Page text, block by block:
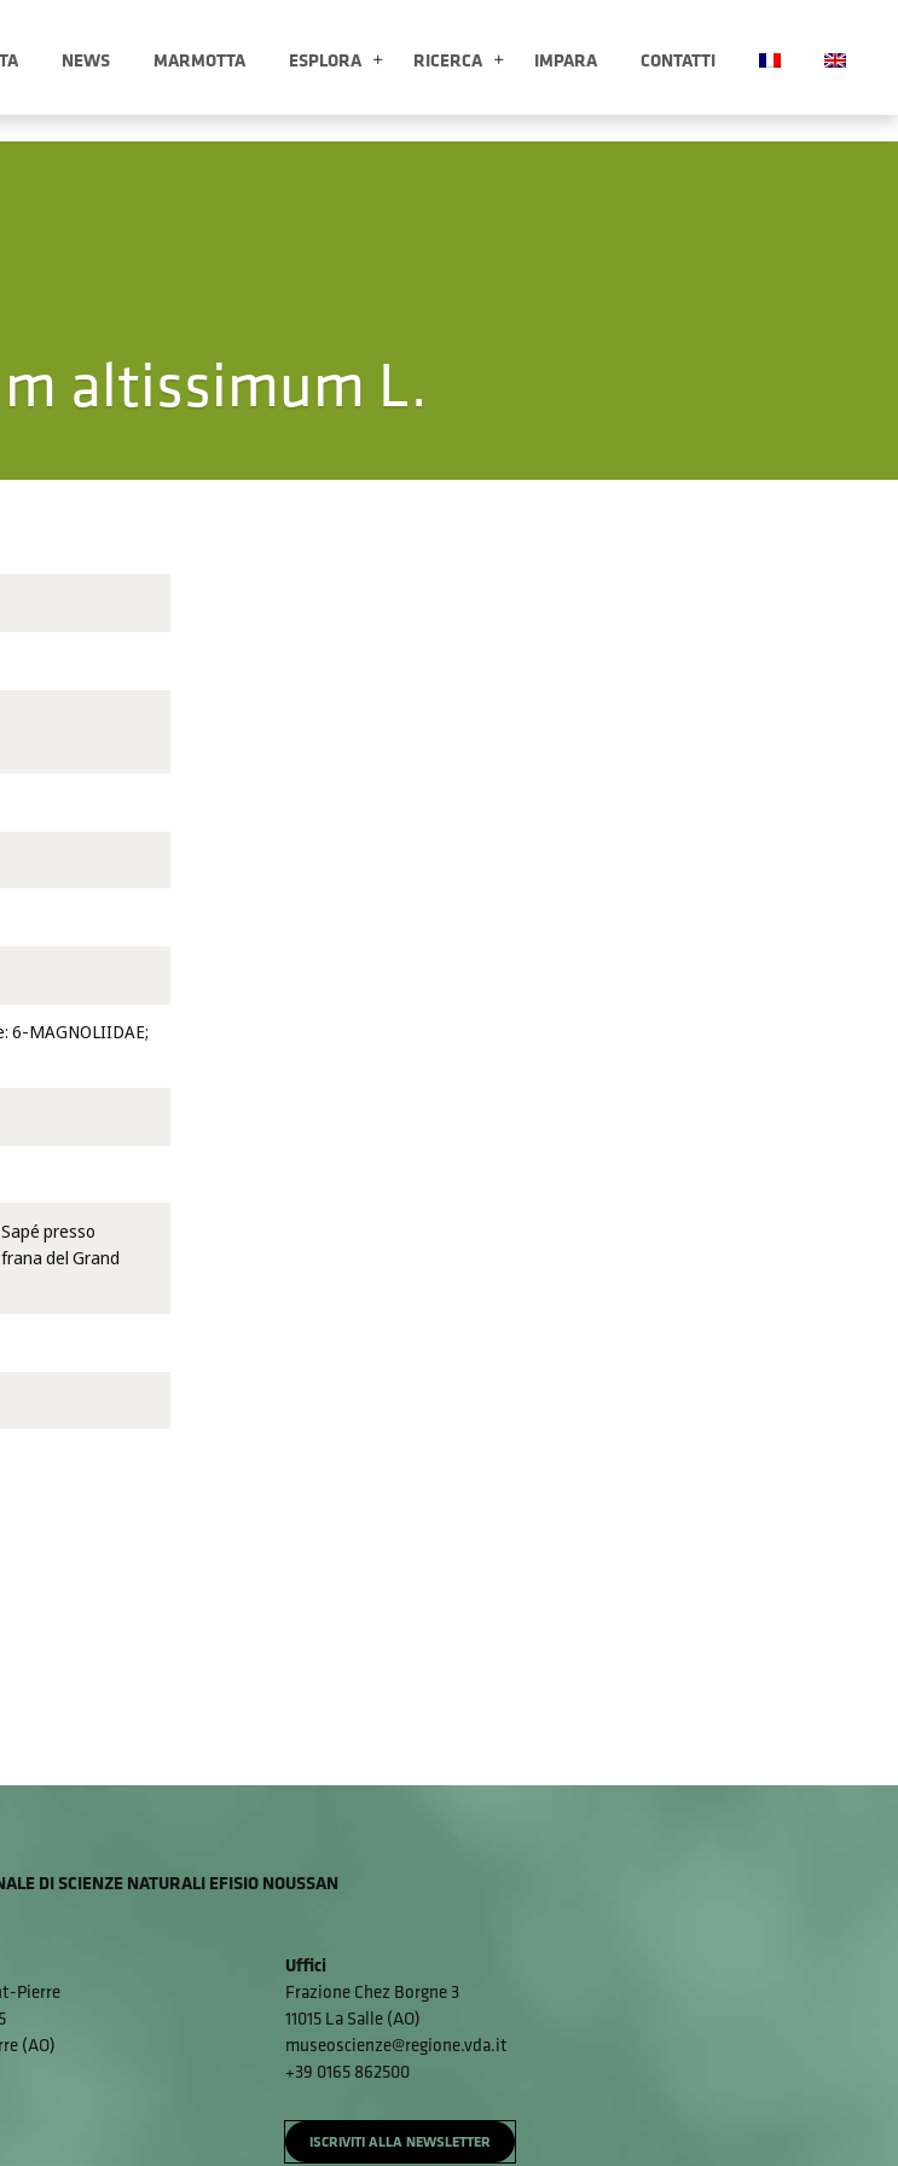
NEWS MARMOTTA ESPLORA RICERCA IMPARA CONTATTI
altissimum L.
6-MAGNOLIIDAE;
presso
del Grand
DI SCIENZE NATURALI EFISIO NOUSSAN
Pierre
(AO)
Uffici
Frazione Chez Borgne 3
11015 La Salle (AO)
museoscienze@regione.vda.it
+39 0165 862500
ISCRIVITI ALLA NEWSLETTER